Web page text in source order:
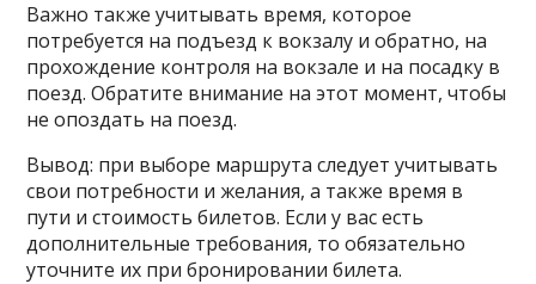
Важно также учитывать время, которое
потребуется на подъезд к вокзалу и обратно, на
прохождение контроля на вокзале и на посадку в
поезд. Обратите внимание на этот момент, чтобы
не опоздать на поезд.
Вывод: при выборе маршрута следует учитывать
свои потребности и желания, а также время в
пути и стоимость билетов. Если у вас есть
дополнительные требования, то обязательно
уточните их при бронировании билета.